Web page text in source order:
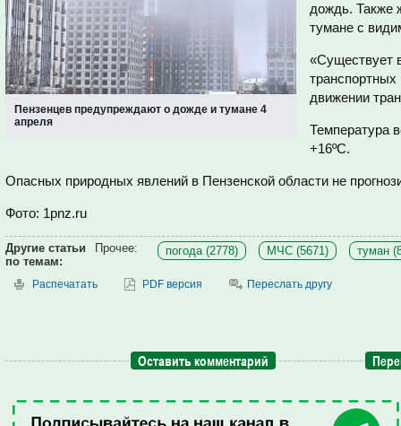
Пензенцев предупреждают о дожде и тумане 4
апреля
дождь. Также
тумане с
«Существует
транспортных
движении
Температура
+16ºС.
Опасных природных явлений в Пензенской области не
Фото: 1pnz.ru
Другие статьи
по темам:
Прочее: погода (2778) МЧС (5671) туман
Распечатать PDF версия Переслать другу
Оставить комментарий